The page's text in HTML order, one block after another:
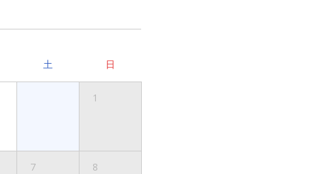
土 日
1
7 8